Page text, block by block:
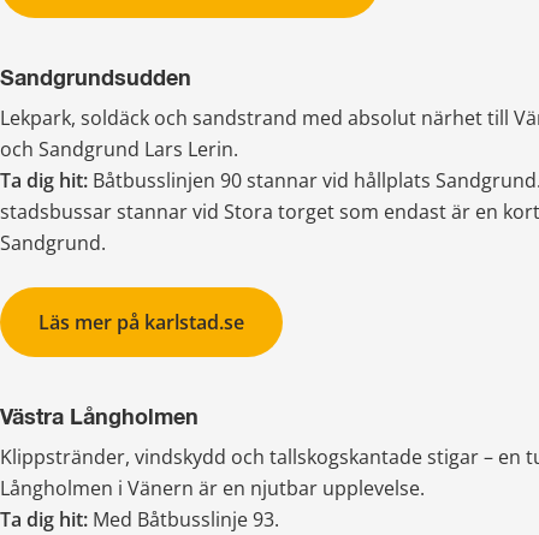
Sandgrundsudden
Lekpark, soldäck och sandstrand med absolut närhet till
och Sandgrund Lars Lerin.
Ta dig hit: Båtbusslinjen 90 stannar vid hållplats
stadsbussar stannar vid Stora torget som endast är en
Sandgrund.
Läs mer på karlstad.se
Västra Långholmen
Klippstränder, vindskydd och tallskogskantade stigar – en
Långholmen i Vänern är en njutbar upplevelse.
Ta dig hit: Med Båtbusslinje 93.